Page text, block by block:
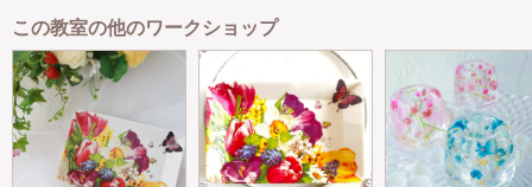
この教室の他のワークショップ